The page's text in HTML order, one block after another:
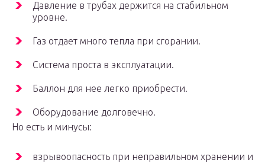
Давление в трубах держится на стабильном
уровне.
Газ отдает много тепла при сгорании.
Система проста в эксплуатации.
Баллон для нее легко приобрести.
Оборудование долговечно.
Но есть и минусы:
взрывоопасность при неправильном хранении и